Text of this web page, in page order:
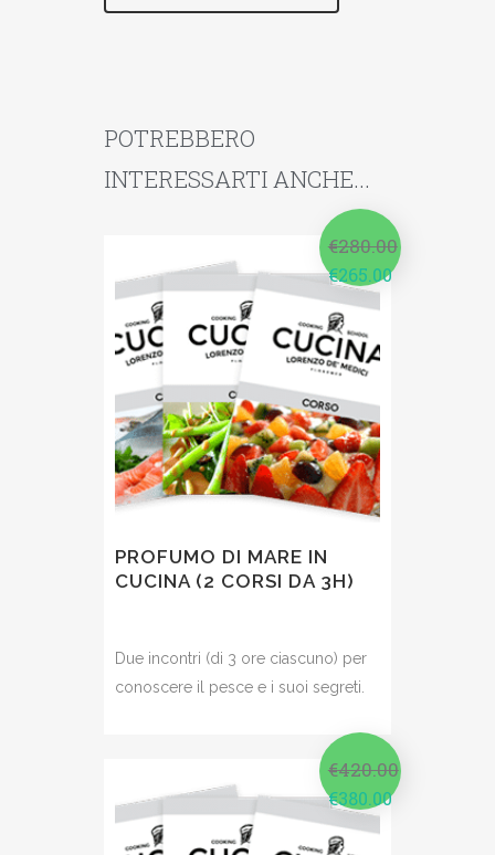
POTREBBERO
INTERESSARTI ANCHE...
€280.00
€265.00
PROFUMO DI MARE IN
CUCINA (2 CORSI DA 3H)
Due incontri (di 3 ore ciascuno) per
conoscere il pesce e i suoi segreti.
€420.00
€380.00